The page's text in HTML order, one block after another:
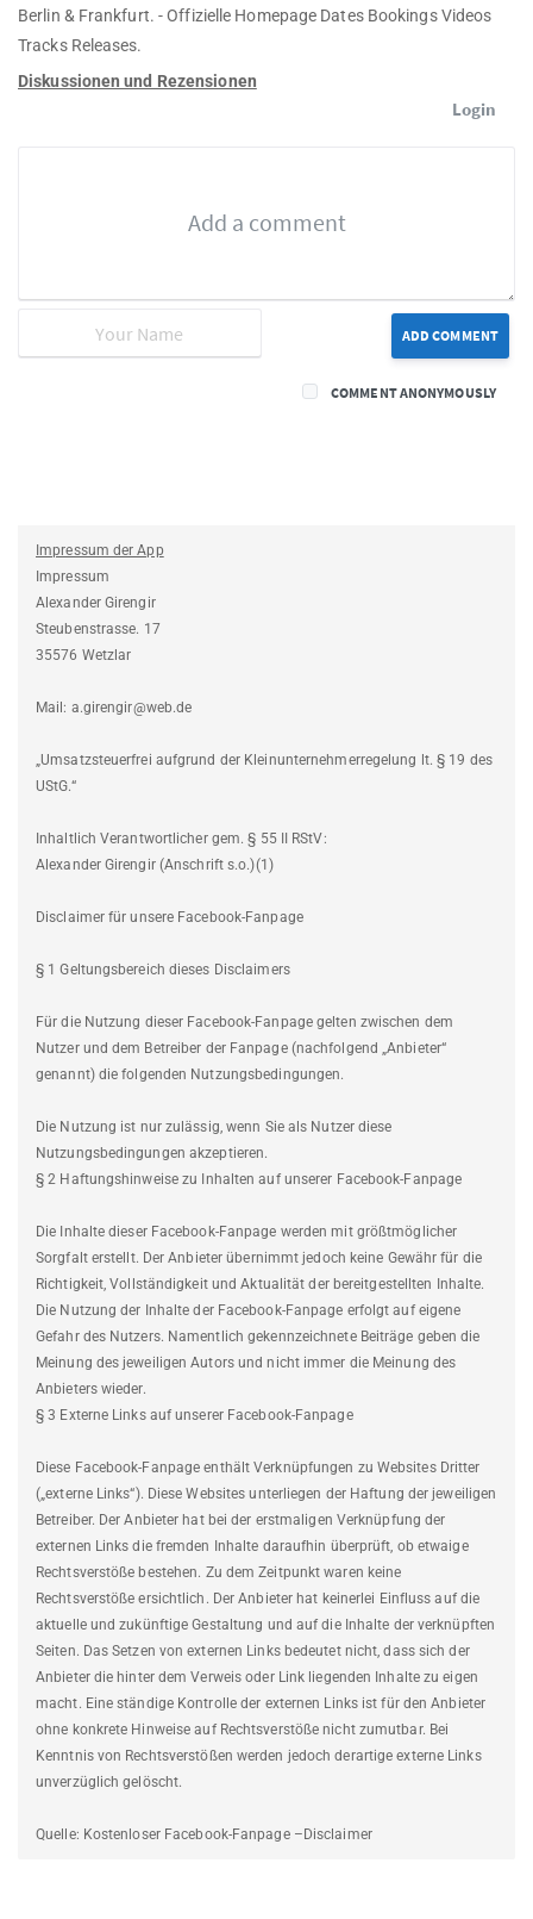
Berlin & Frankfurt. - Offizielle Homepage Dates Bookings Videos
Tracks Releases.
Diskussionen und Rezensionen
Login
ADD COMMENT
COMMENT ANONYMOUSLY
Impressum der App
Impressum
Alexander Girengir
Steubenstrasse. 17
35576 Wetzlar
Mail: a.girengir@web.de
„Umsatzsteuerfrei aufgrund der Kleinunternehmerregelung lt. § 19 des
UStG.“
Inhaltlich Verantwortlicher gem. § 55 II RStV:
Alexander Girengir (Anschrift s.o.)(1)
Disclaimer für unsere Facebook-Fanpage
§ 1 Geltungsbereich dieses Disclaimers
Für die Nutzung dieser Facebook-Fanpage gelten zwischen dem
Nutzer und dem Betreiber der Fanpage (nachfolgend „Anbieter“
genannt) die folgenden Nutzungsbedingungen.
Die Nutzung ist nur zulässig, wenn Sie als Nutzer diese
Nutzungsbedingungen akzeptieren.
§ 2 Haftungshinweise zu Inhalten auf unserer Facebook-Fanpage
Die Inhalte dieser Facebook-Fanpage werden mit größtmöglicher
Sorgfalt erstellt. Der Anbieter übernimmt jedoch keine Gewähr für die
Richtigkeit, Vollständigkeit und Aktualität der bereitgestellten Inhalte.
Die Nutzung der Inhalte der Facebook-Fanpage erfolgt auf eigene
Gefahr des Nutzers. Namentlich gekennzeichnete Beiträge geben die
Meinung des jeweiligen Autors und nicht immer die Meinung des
Anbieters wieder.
§ 3 Externe Links auf unserer Facebook-Fanpage
Diese Facebook-Fanpage enthält Verknüpfungen zu Websites Dritter
(„externe Links“). Diese Websites unterliegen der Haftung der jeweiligen
Betreiber. Der Anbieter hat bei der erstmaligen Verknüpfung der
externen Links die fremden Inhalte daraufhin überprüft, ob etwaige
Rechtsverstöße bestehen. Zu dem Zeitpunkt waren keine
Rechtsverstöße ersichtlich. Der Anbieter hat keinerlei Einfluss auf die
aktuelle und zukünftige Gestaltung und auf die Inhalte der verknüpften
Seiten. Das Setzen von externen Links bedeutet nicht, dass sich der
Anbieter die hinter dem Verweis oder Link liegenden Inhalte zu eigen
macht. Eine ständige Kontrolle der externen Links ist für den Anbieter
ohne konkrete Hinweise auf Rechtsverstöße nicht zumutbar. Bei
Kenntnis von Rechtsverstößen werden jedoch derartige externe Links
unverzüglich gelöscht.
Quelle: Kostenloser Facebook-Fanpage –Disclaimer